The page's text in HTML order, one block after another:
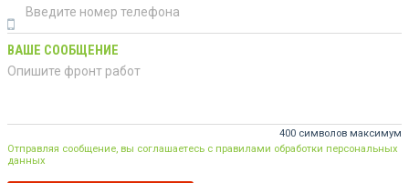
ВАШЕ СООБЩЕНИЕ
400 символов максимум
Отправляя сообщение, вы соглашаетесь с правилами обработки персональных
данных